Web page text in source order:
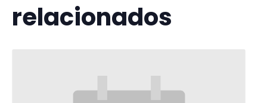
relacionados